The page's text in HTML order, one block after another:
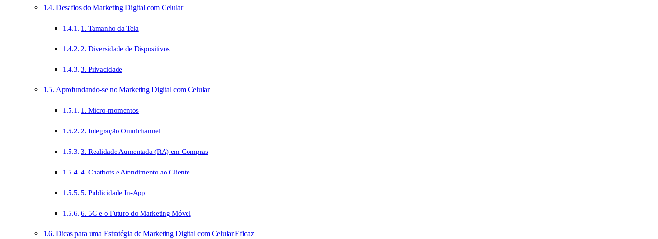
Desafios do Marketing Digital com Celular
1. Tamanho da Tela
2. Diversidade de Dispositivos
3. Privacidade
Aprofundando-se no Marketing Digital com Celular
1. Micro-momentos
2. Integração Omnichannel
3. Realidade Aumentada (RA) em Compras
4. Chatbots e Atendimento ao Cliente
5. Publicidade In-App
6. 5G e o Futuro do Marketing Móvel
Dicas para uma Estratégia de Marketing Digital com Celular Eficaz